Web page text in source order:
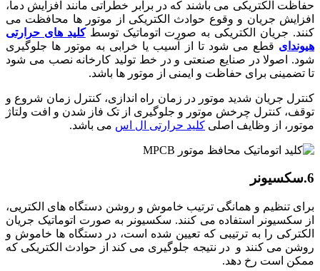
حفاظت الکتریکی می باشند که در برابر خطراتی مانند افزایش دما،
افزایش جریان و وقوع حوادث الکتریکی از موتور ها محافظت می
کنند. جریان الکتریکی به صورت اتوماتیک توسطکلید های حرارتی
هیوندای قطع می شود تا از آسیب یا خرابی به موتور ها جلوگیری
شود. اصولا در صنایع صنعتی و در خط تولید کارخانه نصب می شود
تا تضمینی برای حفاظت و ایمنی از موتور ها باشد.
کنترل جریان شدید موتور در زمان راه اندازی، کنترل زمان شروع و
توقف، کنترل چرخش موتور و جلوگیری از تک فاز شدن و افت ولتاژ
موتور، از وظایف اصلی کلید حرارتی ال اس می باشد.
6.سکسیونر
برای تنظیم و همانگی ترتیب خاموش و روشن دستگاه های الکتریی،
از سکسیونر استفاده می کنند. سکسیونر به صورت اتوماتیک جریان
الکترکی را به ترتیبی که تعیین شده است، در دستگاه ها خاموش و
روشن می کنند و در نتیجه جلوگیری می کند از حوادث الکتریکی که
ممکن است رخ دهد.